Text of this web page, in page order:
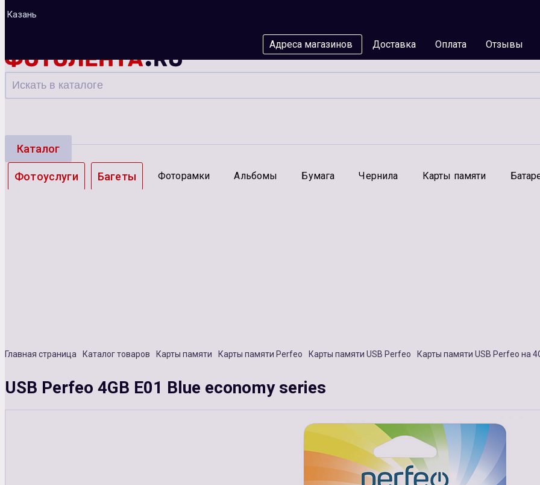
Казань
Адреса магазинов Доставка Оплата Отзывы
Каталог
Фотоуслуги Багеты Фоторамки Альбомы Бумага Чернила Карты памяти
Главная страница Каталог товаров Карты памяти Карты памяти Perfeo Карты памяти USB Perfeo Карты памяти USB Perfeo на
USB Perfeo 4GB E01 Blue economy series